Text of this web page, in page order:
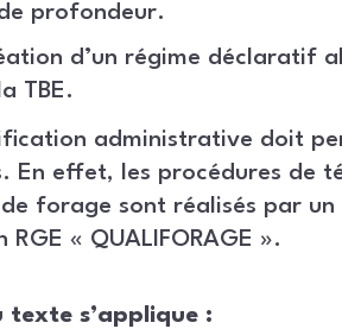
profondeur.
d’un régime déclaratif
TBE.
administrative doit
En effet, les procédures de
forage sont réalisés par
« QUALIFORAGE ».
texte s’applique :